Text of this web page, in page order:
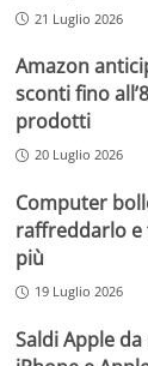
21 Luglio 2026
Amazon
sconti fino
prodotti
20 Luglio 2026
Computer
raffreddarlo
più
19 Luglio 2026
Saldi Apple